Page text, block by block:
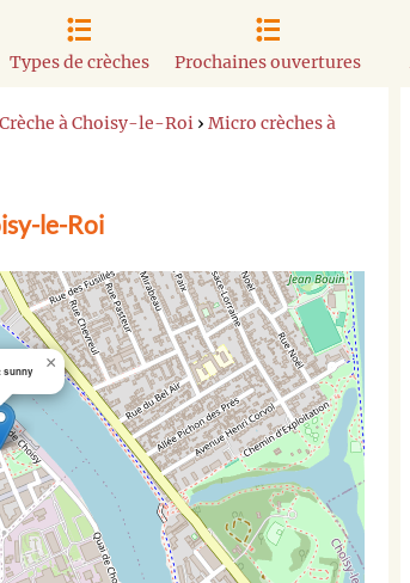
Types de crèches Prochaines ouvertures
Crèche à Choisy-le-Roi › Micro crèches à
le-Roi
sunny ×